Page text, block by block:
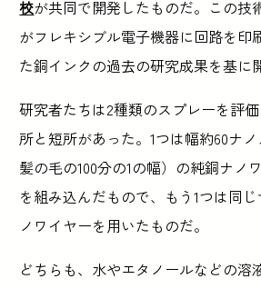
校が共同で開発したものだ。この技
がフレキシブル電子機器に回路を印
た銅インクの過去の研究成果を基に
研究者たちは2種類のスプレーを評
所と短所があった。1つは幅約60ナ
髪の毛の100分の1の幅）の純銅ナノ
を組み込んだもので、もう1つは同
ノワイヤーを用いたものだ。
どちらも、水やエタノールなどの溶